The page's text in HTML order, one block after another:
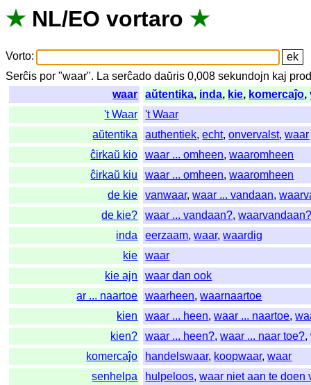
★ NL/EO vortaro ★
Vorto:
Serĉis por "waar". La serĉado daŭris 0,008sekundojn kaj
waar
aŭtentika, inda, kie, komercaĵo,
't Waar
't Waar
aŭtentika
authentiek,echt,onvervalst,waar
ĉirkaŭ kio
waar ... omheen,waaromheen
ĉirkaŭ kiu
waar ... omheen,waaromheen
de kie
vanwaar,waar ... vandaan,
de kie?
waar ... vandaan?,
inda
eerzaam,waar,waardig
kie
waar
kie ajn
waar dan ook
ar ... naartoe
waarheen,waarnaartoe
kien
waar ... heen,waar ... naartoe,
kien?
waar ... heen?,waar ... naar toe?,
komercaĵo
handelswaar, koopwaar,waar
senhelpa
hulpeloos,waar niet aan te doen